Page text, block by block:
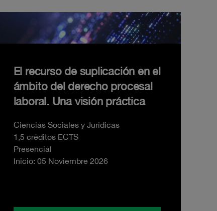
El recurso de suplicación en el
ámbito del derecho procesal
laboral. Una visión práctica
Ciencias Sociales y Jurídicas
1,5 créditos ECTS
Presencial
Inicio: 05 Noviembre 2026